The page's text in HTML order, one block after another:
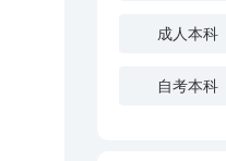
成人本科
自考本科